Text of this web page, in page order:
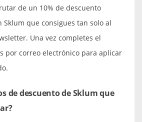
de un 10% de descuento
Sklum que consigues tan solo al
Una vez completes el
por correo electrónico para aplicar
de descuento de Sklum que